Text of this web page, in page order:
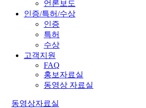
언론보도
인증/특허/수상
인증
특허
수상
고객지원
FAQ
홍보자료실
동영상 자료실
동영상자료실